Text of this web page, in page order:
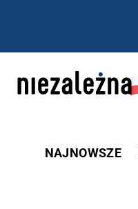
NAJNOWSZE